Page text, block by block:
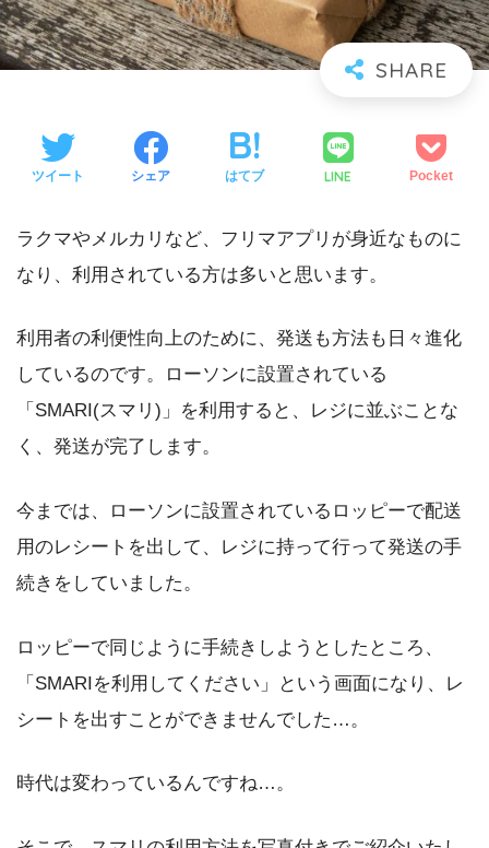
ツイート シェア はてブ LINE Pocket
ラクマやメルカリなど、フリマアプリが身近なものに
なり、利用されている方は多いと思います。
利用者の利便性向上のために、発送も方法も日々進化
しているのです。ローソンに設置されている
「SMARI(スマリ)」を利用すると、レジに並ぶことな
く、発送が完了します。
今までは、ローソンに設置されているロッピーで配送
用のレシートを出して、レジに持って行って発送の手
続きをしていました。
ロッピーで同じように手続きしようとしたところ、
「SMARIを利用してください」という画面になり、レ
シートを出すことができませんでした…。
時代は変わっているんですね…。